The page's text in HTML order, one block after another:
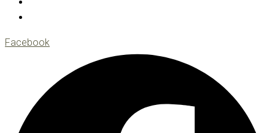
Facebook